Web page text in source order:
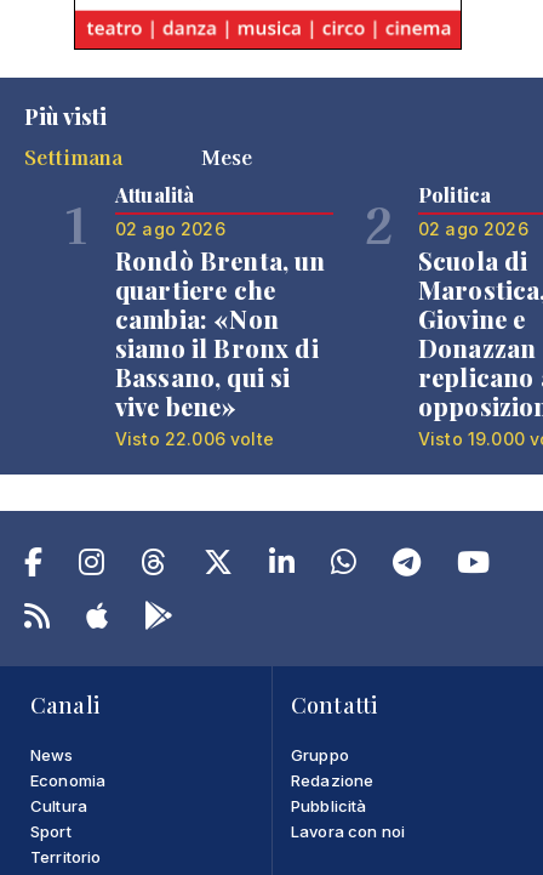
Più visti
Settimana
Mese
1 Attualità
02 ago 2026
Rondò Brenta, un
quartiere che
cambia: «Non
siamo il Bronx di
Bassano, qui si
vive bene»
Visto 22.006 volte
2 Politica
02 ago 2026
Scuola di
Giovine e
Donazzan
replicano
Visto 19.000
Canali
News
Economia
Cultura
Sport
Territorio
Contatti
Gruppo
Redazione
Pubblicità
Lavora con noi